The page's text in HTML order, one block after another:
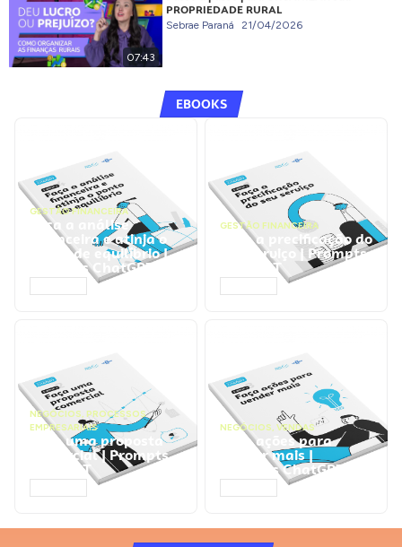
07:43
PROPRIEDADE RURAL
Sebrae Paraná 21/04/2026
EBOOKS
GESTÃO FINANCEIRA
Faça a análise
financeira e atinja o
ponto de equilíbrio |
Prompts ChatGPT
GESTÃO FINANCEIRA
Faça a precificação do
seu serviço | Prompts
ChatGPT
NEGÓCIOS, PROCESSOS
EMPRESARIAIS
Faça uma proposta
comercial | Prompts
ChatGPT
NEGÓCIOS, VENDAS
Faça ações para
vender mais |
Prompts ChatGPT